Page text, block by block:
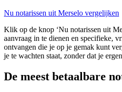
Nu notarissen uit Merselo vergelijken
Klik op de knop ‘Nu notarissen uit
aanvraag in te dienen en specifieke,
ontvangen die je op je gemak kunt
je te wachten staat, zonder dat je
De meest betaalbare